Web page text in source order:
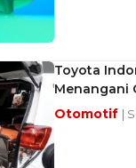
Toyota
Menangani
Otomotif |